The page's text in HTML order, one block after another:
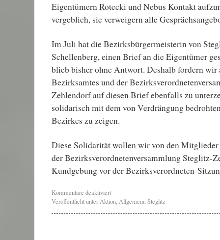
Eigentümern Rotecki und Nebus Kontakt
vergeblich, sie verweigern alle
Im Juli hat die Bezirksbürgermeisterin von
Schellenberg, einen Brief an die Eigentümer
blieb bisher ohne Antwort. Deshalb fordern
Bezirksamtes und der
Zehlendorf auf diesen Brief ebenfalls zu
solidarisch mit dem von Verdrängung
Bezirkes zu zeigen.
Diese Solidarität wollen wir von den Mitglieder
der Bezirksverordnetenversammlung Steglitz-
Kundgebung vor der Bezirksverordneten-
Kommentare deaktiviert
Veröffentlicht unterAktion,Allgemein,Steglitz